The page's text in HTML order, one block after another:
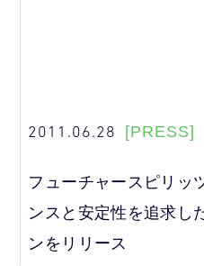
2011.06.28 [PRESS]
フューチャースピリッ
ンスと安定性を追求し
ンをリリース